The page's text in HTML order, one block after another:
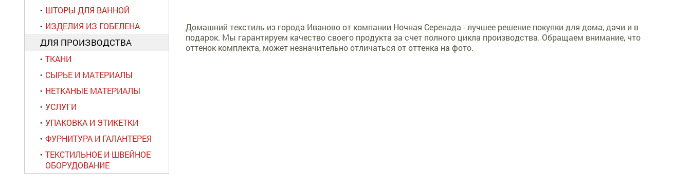
ШТОРЫ ДЛЯ ВАННОЙ
ИЗДЕЛИЯ ИЗ ГОБЕЛЕНА
ДЛЯ ПРОИЗВОДСТВА
ТКАНИ
СЫРЬЕ И МАТЕРИАЛЫ
НЕТКАНЫЕ МАТЕРИАЛЫ
УСЛУГИ
УПАКОВКА И ЭТИКЕТКИ
ФУРНИТУРА И ГАЛАНТЕРЕЯ
ТЕКСТИЛЬНОЕ И ШВЕЙНОЕ
ОБОРУДОВАНИЕ
Домашний текстиль из города Иваново от компании Ночная Серенада - лучшее решение покупки для дома, дачи и в
подарок. Мы гарантируем качество своего продукта за счет полного цикла производства. Обращаем внимание, что
оттенок комплекта, может незначительно отличаться от оттенка на фото.